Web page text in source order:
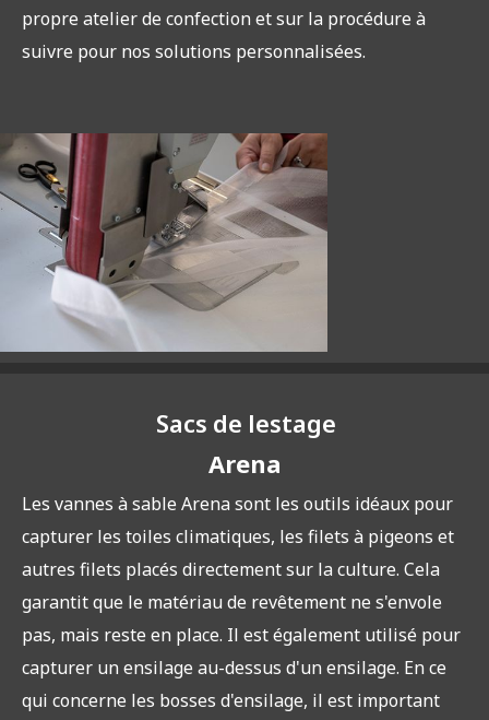
propre atelier de confection et sur la procédure à
suivre pour nos solutions personnalisées.
Sacs de lestage
Arena
Les vannes à sable Arena sont les outils idéaux pour
capturer les toiles climatiques, les filets à pigeons et
autres filets placés directement sur la culture. Cela
garantit que le matériau de revêtement ne s'envole
pas, mais reste en place. Il est également utilisé pour
capturer un ensilage au-dessus d'un ensilage. En ce
qui concerne les bosses d'ensilage, il est important